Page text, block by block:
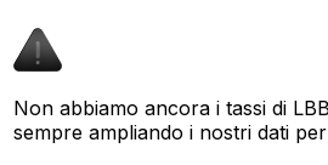
Non abbiamo ancora i tassi di
sempre ampliando i nostri dati